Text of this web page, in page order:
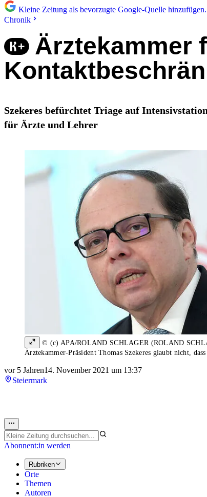
Kleine Zeitung als bevorzugte Google-Quelle hinzufügen.
Chronik
Ärztekammer
Szekeres befürchtet Triage auf
für Ärzte und Lehrer
© (c) APA/ROLAND SCHLAGER (ROLAND
Ärztekammer-Präsident Thomas Szekeres glaubt nicht,
vor 5 Jahren14. November 2021 um 13:37
Steiermark
Abonnent:in werden
Rubriken
Orte
Themen
Autoren